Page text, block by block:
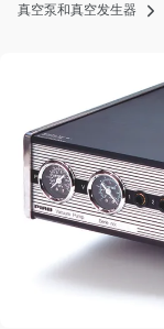
真空泵和真空发生器
案
们
的
技
术